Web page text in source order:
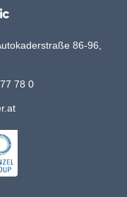
86-96,
78 0